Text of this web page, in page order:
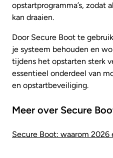
opstartprogramma’s, zodat
kan draaien.
Door Secure Boot te
je systeem behouden en
tijdens het opstarten sterk
essentieel onderdeel van
en opstartbeveiliging.
Meer over Secure
Secure Boot: waarom